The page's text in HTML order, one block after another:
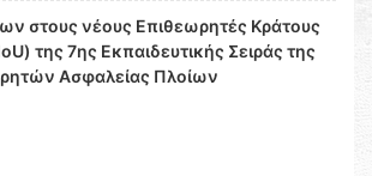
στους νέους Επιθεωρητές Κράτους
της 7ης Εκπαιδευτικής Σειράς της
Ασφαλείας Πλοίων